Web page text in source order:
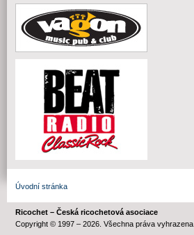
Úvodní stránka
Ricochet – Česká ricochetová asociace
Copyright © 1997 – 2026. Všechna práva vyhrazena.